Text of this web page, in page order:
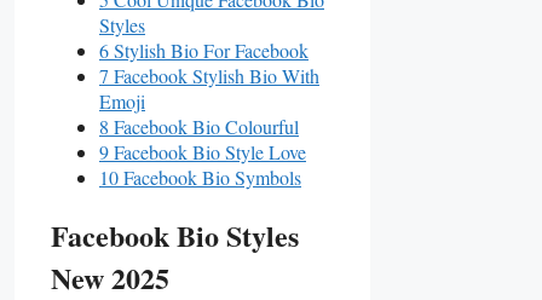
Styles
6 Stylish Bio For Facebook
7 Facebook Stylish Bio With
Emoji
8 Facebook Bio Colourful
9 Facebook Bio Style Love
10 Facebook Bio Symbols
Facebook Bio Styles
New 2025